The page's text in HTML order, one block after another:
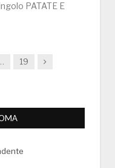
PATATE E
19 Next